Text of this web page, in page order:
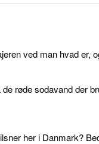
ved man hvad er,
røde sodavand der
her i Danmark?